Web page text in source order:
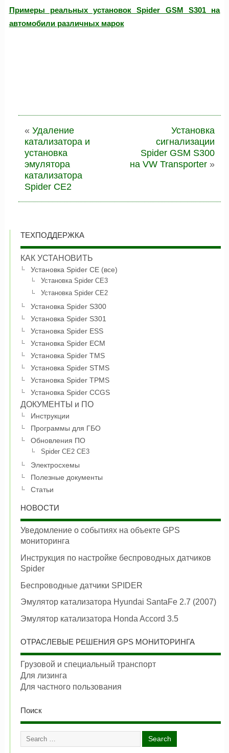
Примеры реальных установок Spider GSM S301 на
автомобили различных марок
« Удаление
катализатора и
установка
эмулятора
катализатора
Spider CE2
Установка
сигнализации
Spider GSM S300
на VW Transporter»
ТЕХПОДДЕРЖКА
КАК УСТАНОВИТЬ
Установка Spider CE (все)
Установка Spider CE3
Установка Spider CE2
Установка Spider S300
Установка Spider S301
Установка Spider ESS
Установка Spider ECM
Установка Spider TMS
Установка Spider STMS
Установка Spider TPMS
Установка Spider CCGS
ДОКУМЕНТЫ и ПО
Инструкции
Программы для ГБО
Обновления ПО
Spider CE2 CE3
Электросхемы
Полезные документы
Статьи
НОВОСТИ
Уведомление о событиях на объекте GPS
мониторинга
Инструкция по настройке беспроводных датчиков
Spider
Беспроводные датчики SPIDER
Эмулятор катализатора Hyundai SantaFe 2.7 (2007)
Эмулятор катализатора Honda Accord 3.5
ОТРАСЛЕВЫЕ РЕШЕНИЯ GPS МОНИТОРИНГА
Грузовой и специальный транспорт
Для лизинга
Для частного пользования
Поиск